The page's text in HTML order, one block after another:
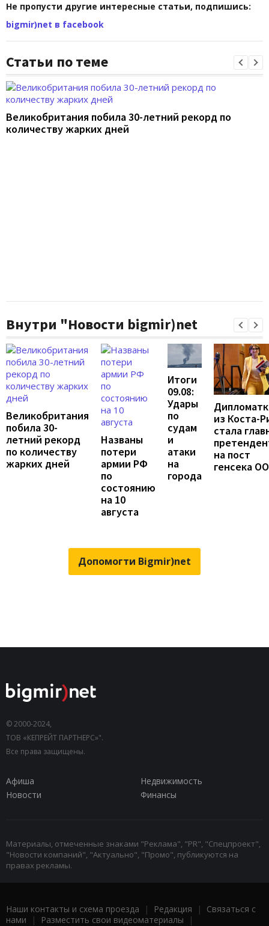
Не пропусти другие интересные статьи, подпишись:
bigmir)net в facebook
Статьи по теме
Великобритания побила 30-летний рекорд по
количеству жарких дней
Внутри "Новости bigmir)net
Великобритания
побила 30-
летний рекорд
по количеству
жарких дней
Названы
потери
армии РФ
по
состоянию
на 10
августа
Итоги
09.08:
Удары
по
судам
и
атаки
на
города
из Коста-
стала
на пост
генсека
Допомогти Bigmir)net
© 2000-2024,
ТОВ «КЕПРЕЙТ ПАРТНЕРС»".
Все права защищены.
Афиша
Недвижимость
Новости
Финансы
Материалы, отмеченные знаками "Реклама", "PR", "Спецпроект",
"Новости компаний", "Актуально", "Промо", публикуются на
правах рекламы.
Наши контакты и схема проезда | Редакция | Связаться с
нами | Разместить свои видеоматериалы |